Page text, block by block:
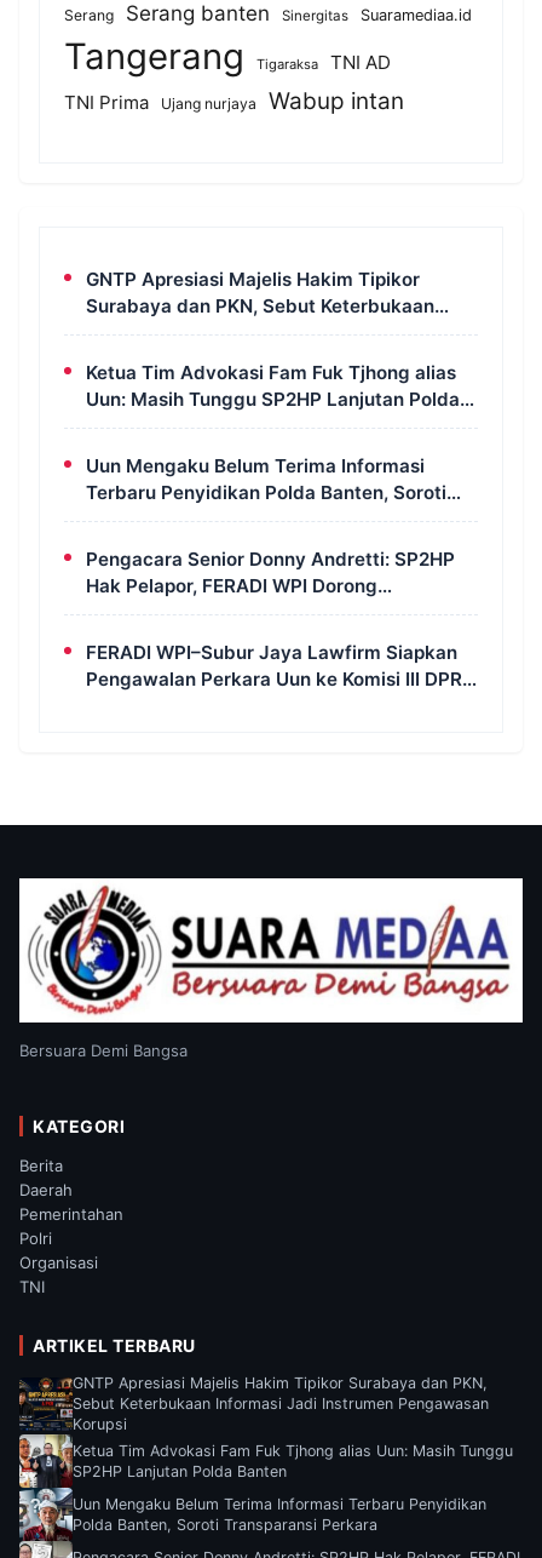
Serang Serang banten Sinergitas Suaramediaa.id
Tangerang Tigaraksa
TNI AD
TNI Prima
Ujang nurjaya Wabup intan
GNTP Apresiasi Majelis Hakim Tipikor
Surabaya dan PKN, Sebut Keterbukaan
Informasi Jadi Instrumen Pengawasan
Ketua Tim Advokasi Fam Fuk Tjhong alias
Uun: Masih Tunggu SP2HP Lanjutan Polda
Banten
Uun Mengaku Belum Terima Informasi
Terbaru Penyidikan Polda Banten, Soroti
Transparansi Perkara
Pengacara Senior Donny Andretti: SP2HP
Hak Pelapor, FERADI WPI Dorong
Transparansi Perkara Uun
FERADI WPI–Subur Jaya Lawfirm Siapkan
Pengawalan Perkara Uun ke Komisi III DPR
Bersuara Demi Bangsa
KATEGORI
Berita
Daerah
Pemerintahan
Polri
Organisasi
TNI
ARTIKEL TERBARU
GNTP Apresiasi Majelis Hakim Tipikor Surabaya dan PKN,
Sebut Keterbukaan Informasi Jadi Instrumen Pengawasan
Korupsi
Ketua Tim Advokasi Fam Fuk Tjhong alias Uun: Masih Tunggu
SP2HP Lanjutan Polda Banten
Uun Mengaku Belum Terima Informasi Terbaru Penyidikan
Polda Banten, Soroti Transparansi Perkara